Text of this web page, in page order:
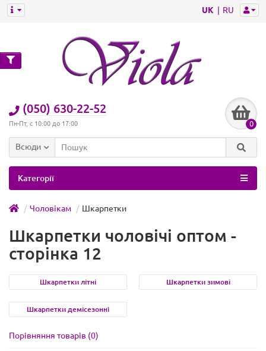
UK RU
(050) 630-22-52
Пн-Пт, с 10:00 до 17:00 0
Всюди
Категорії
Чоловікам Шкарпетки
Шкарпетки чоловічі оптом -
сторінка 12
Шкарпетки літні Шкарпетки зимові
Шкарпетки демісезонні
Порівняння товарів (0)